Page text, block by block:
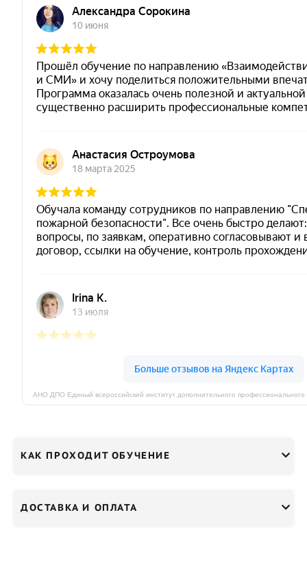
КАК ПРОХОДИТ ОБУЧЕНИЕ
ДОСТАВКА И ОПЛАТА